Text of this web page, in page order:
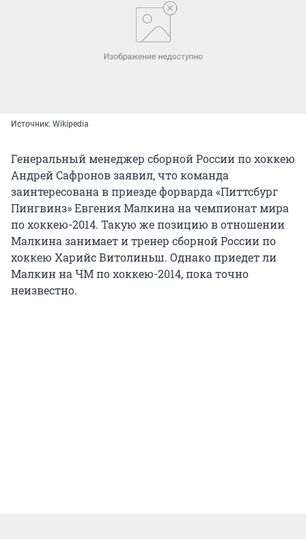
Источник: Wikipedia
Генеральный менеджер сборной России по хоккею
Андрей Сафронов заявил, что команда
заинтересована в приезде форварда «Питтсбург
Пингвинз» Евгения Малкина на чемпионат мира
по хоккею-2014. Такую же позицию в отношении
Малкина занимает и тренер сборной России по
хоккею Харийс Витолиньш. Однако приедет ли
Малкин на ЧМ по хоккею-2014, пока точно
неизвестно.